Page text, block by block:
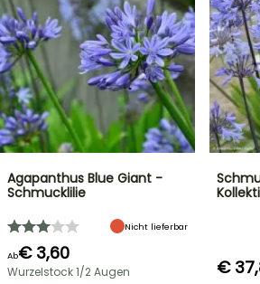
Agapanthus Blue Giant -
Schmucklilie
Nicht lieferbar
Ab€ 3,60
Wurzelstock 1/2 Augen
€